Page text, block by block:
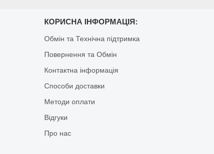
КОРИСНА ІНФОРМАЦІЯ:
Обмін та Технічна підтримка
Повернення та Обмін
Контактна інформація
Способи доставки
Методи оплати
Відгуки
Про нас